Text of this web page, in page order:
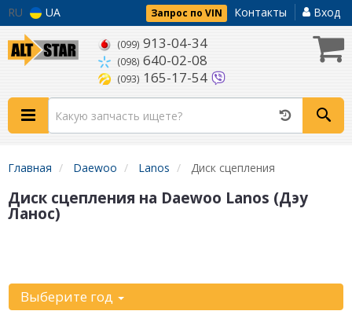
RU UA Запрос по VIN Контакты Вход
(099) 913-04-34
(098) 640-02-08
(093) 165-17-54
Главная Daewoo Lanos Диск сцепления
Диск сцепления на Daewoo Lanos (Дэу
Ланос)
Выберите год